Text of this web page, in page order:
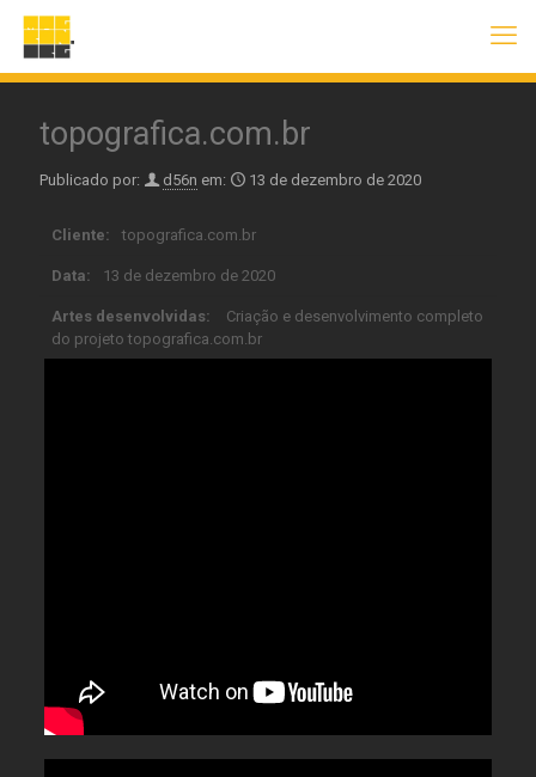
topografica.com.br
Publicado por: d56n em: 13 de dezembro de 2020
Cliente: topografica.com.br
Data: 13 de dezembro de 2020
Artes desenvolvidas:
Criação e desenvolvimento completo
do projeto topografica.com.br